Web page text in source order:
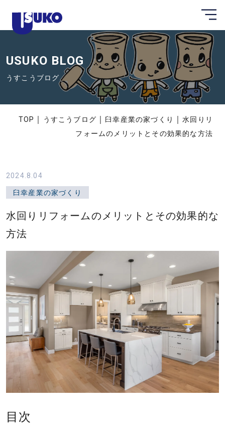
岡
東
部
注
文
ら
臼
幸
産
業
社
｜
静
岡
県
東
部
の
築
メ
ニ
ュ
ー
を
開
く
USUKO BLOG
うすこうブログ
TOP ｜ うすこうブログ ｜ 臼幸産業の家づくり ｜水回りリ
フォームのメリットとその効果的な方法
2024.8.04
臼幸産業の家づくり
水回りリフォームのメリットとその効果的な
方法
目次